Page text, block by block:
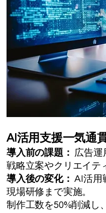
AI活用支援一気通
導入前の課題： 広告運
戦略立案やクリエイテ
導入後の変化： AI活用
現場研修まで実施。
制作工数を50%削減し